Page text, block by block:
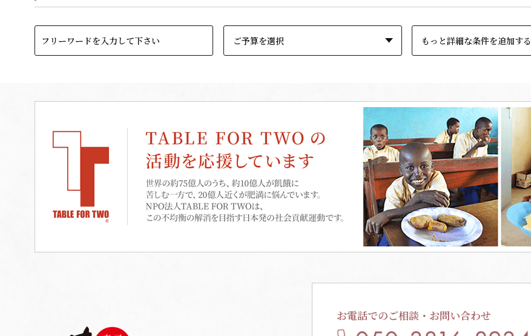
もっと詳細な条件を追加する
お電話でのご相談・お問い合わせ